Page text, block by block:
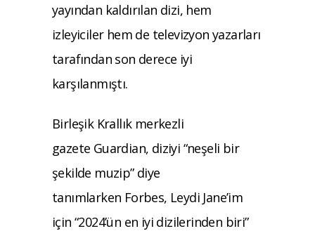
yayından kaldırılan dizi, hem
izleyiciler hem de televizyon yazarları
tarafından son derece iyi
karşılanmıştı.
Birleşik Krallık merkezli
gazete Guardian, diziyi “neşeli bir
şekilde muzip” diye
tanımlarken Forbes, Leydi Jane’im
için “2024’ün en iyi dizilerinden biri”